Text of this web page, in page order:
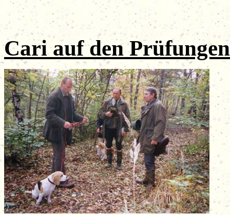
Cariauf denPrüfungen